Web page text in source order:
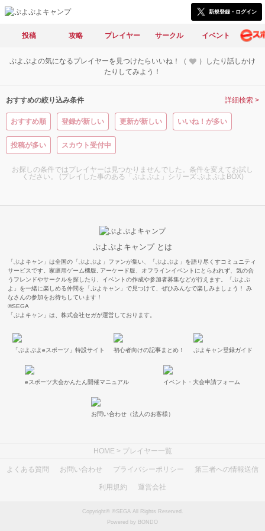
新規登録・ログイン
投稿 攻略 プレイヤー サークル イベント
ぷよぷよの気になるプレイヤーを見つけたらいいね！（
）したり話しかけ
たりしてみよう！
おすすめの絞り込み条件
おすすめ順 登録が新しい 更新が新しい いいね！が多い
投稿が多い スカウト受付中
詳細検索 >
お探しの条件ではプレイヤーは見つかりませんでした。条件を変えてお試し
ください。 (プレイした事のある「ぷよぷよ」シリーズ:ぷよぷよBOX)
ぷよぷよキャンプ とは
「ぷよキャン」は全国の「ぷよぷよ」ファンが集い、「ぷよぷよ」を語り尽くすコミュニティ
サービスです。家庭用ゲーム機版, アーケード版、オフラインイベントにとらわれず、気の合
うフレンドやサークルを探したり、イベントの作成や参加者募集などが行えます。「ぷよぷ
よ」を一緒に楽しめる仲間を「ぷよキャン」で見つけて、ぜひみんなで楽しみましょう！ み
なさんの参加をお待ちしています！
©SEGA
「ぷよキャン」は、株式会社セガが運営しております。
「ぷよぷよeスポーツ」特設サイト 初心者向けの記事まとめ！ ぷよキャン登録ガイド
eスポーツ大会かんたん開催マニュアル イベント・大会申請フォーム
お問い合わせ（法人のお客様）
HOME> プレイヤー一覧
よくある質問 お問い合わせ プライバシーポリシー 第三者への情報送信
利用規約 運営会社
Copyright© ©SEGA All Rights Reserved.
Powered by BONDO